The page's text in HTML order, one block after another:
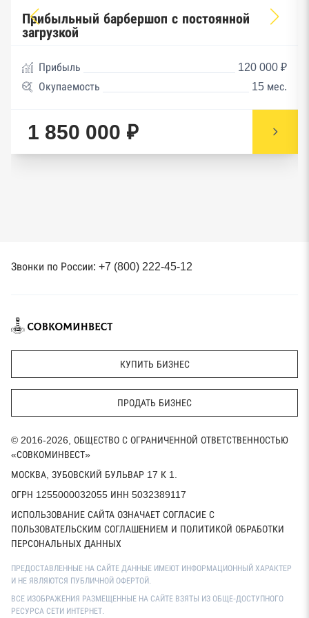
Прибыльный барбершоп с постоянной
загрузкой
Прибыль
120 000 ₽
Окупаемость
15 мес.
1 850 000 ₽
Звонки по России: +7 (800) 222-45-12
КУПИТЬ БИЗНЕС
ПРОДАТЬ БИЗНЕС
© 2016-2026, ОБЩЕСТВО С ОГРАНИЧЕННОЙ ОТВЕТСТВЕННОСТЬЮ
«СОВКОМИНВЕСТ»
МОСКВА, ЗУБОВСКИЙ БУЛЬВАР 17 К 1.
ОГРН 1255000032055 ИНН 5032389117
ИСПОЛЬЗОВАНИЕ САЙТА ОЗНАЧАЕТ СОГЛАСИЕ С
ПОЛЬЗОВАТЕЛЬСКИМ СОГЛАШЕНИЕМ И ПОЛИТИКОЙ ОБРАБОТКИ
ПЕРСОНАЛЬНЫХ ДАННЫХ
ПРЕДОСТАВЛЕННЫЕ НА САЙТЕ ДАННЫЕ ИМЕЮТ ИНФОРМАЦИОННЫЙ ХАРАКТЕР
И НЕ ЯВЛЯЮТСЯ ПУБЛИЧНОЙ ОФЕРТОЙ.
ВСЕ ИЗОБРАЖЕНИЯ РАЗМЕЩЕННЫЕ НА САЙТЕ ВЗЯТЫ ИЗ ОБЩЕ-ДОСТУПНОГО
РЕСУРСА СЕТИ ИНТЕРНЕТ.